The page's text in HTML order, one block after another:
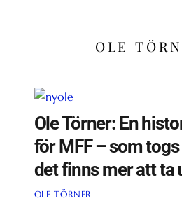
OLE
Ole Törner: En
för MFF – som
det finns mer att ta
OLE TÖRNER